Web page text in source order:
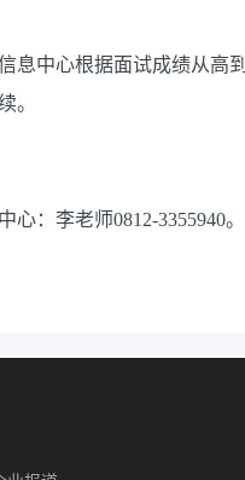
息中心根据面试成绩从高
。
：李老师0812-3355940。